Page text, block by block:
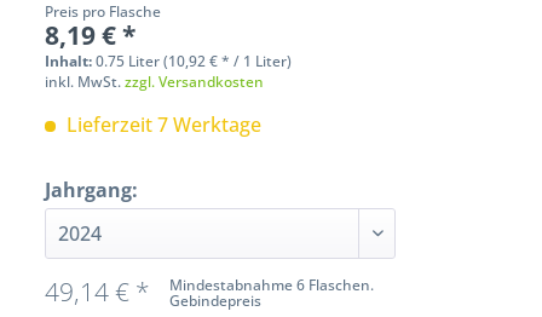
Preis pro Flasche
8,19 € *
Inhalt:0.75 Liter (10,92 € * / 1 Liter)
inkl. MwSt.zzgl. Versandkosten
Lieferzeit 7 Werktage
Jahrgang:
Mindestabnahme 6 Flaschen.
Gebindepreis
49,14 € *